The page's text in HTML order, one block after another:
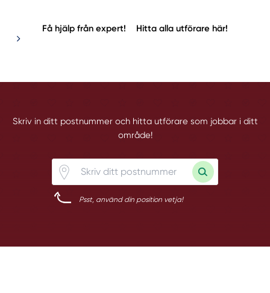
Få hjälp från expert! Hitta alla utförare här!
Skriv in ditt postnummer och hitta utförare som jobbar i ditt
område!
Psst, använd din position vetja!